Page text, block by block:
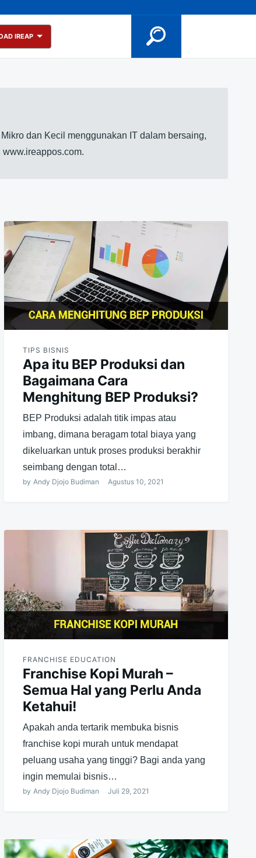
IREAP
dan Kecil menggunakan IT dalam bersaing,
TIPS BISNIS
Apa itu BEP Produksi dan
Bagaimana Cara
Menghitung BEP Produksi?
BEP Produksi adalah titik impas atau
imbang, dimana beragam total biaya yang
dikeluarkan untuk proses produksi berakhir
seimbang dengan total…
by Andy Djojo Budiman Agustus 10, 2021
FRANCHISE EDUCATION
Franchise Kopi Murah –
Semua Hal yang Perlu Anda
Ketahui!
Apakah anda tertarik membuka bisnis
franchise kopi murah untuk mendapat
peluang usaha yang tinggi? Bagi anda yang
ingin memulai bisnis…
by Andy Djojo Budiman Juli 29, 2021